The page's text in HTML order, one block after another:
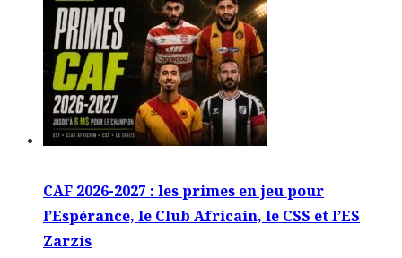
CAF 2026-2027 : les primes en jeu pour
l’Espérance, le Club Africain, le CSS et l’ES
Zarzis